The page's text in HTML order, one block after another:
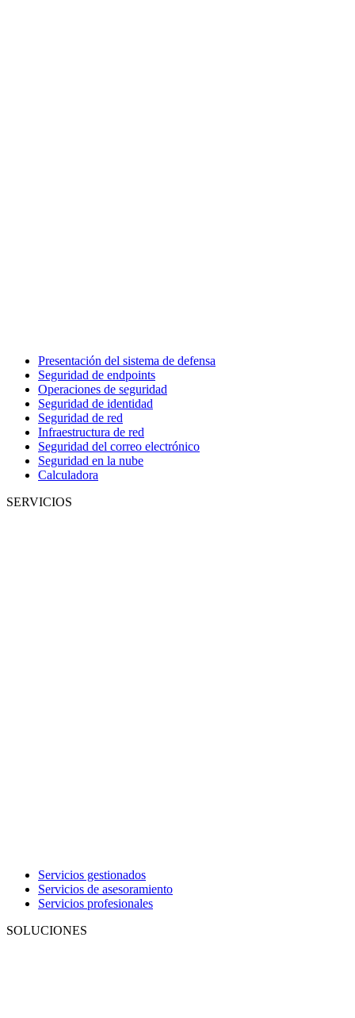
Presentación del sistema de defensa
Seguridad de endpoints
Operaciones de seguridad
Seguridad de identidad
Seguridad de red
Infraestructura de red
Seguridad del correo electrónico
Seguridad en la nube
Calculadora
SERVICIOS
Servicios gestionados
Servicios de asesoramiento
Servicios profesionales
SOLUCIONES